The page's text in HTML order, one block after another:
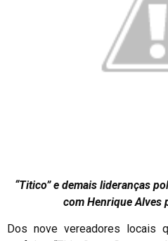
“Titico” e demais lideranças
com Henrique Alves
Dos nove vereadores locais